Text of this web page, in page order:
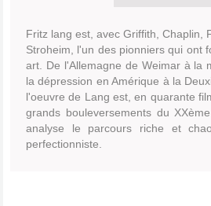
Fritz lang est, avec Griffith, Chaplin,
Stroheim, l'un des pionniers qui ont
art. De l'Allemagne de Weimar à la
la dépression en Amérique à la
l'oeuvre de Lang est, en quarante
grands bouleversements du
analyse le parcours riche et
perfectionniste.